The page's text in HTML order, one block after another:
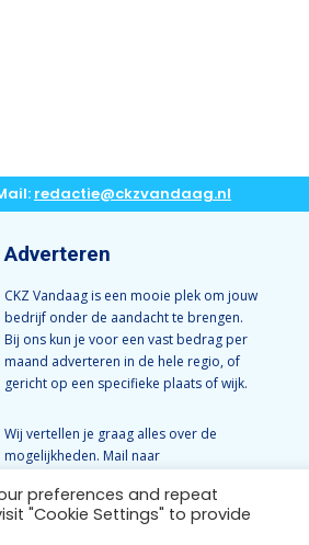
redactie@ckzvandaag.nl
Adverteren
CKZ Vandaag is een mooie plek om jouw
bedrijf onder de aandacht te brengen.
Bij ons kun je voor een vast bedrag per
maand adverteren in de hele regio, of
gericht op een specifieke plaats of wijk.
Wij vertellen je graag alles over de
mogelijkheden. Mail naar
preferences and repeat
"Cookie Settings" to provide